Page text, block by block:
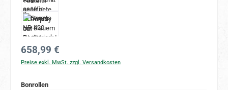
Regulärer Preis:
658,99 €
Preise exkl. MwSt. zzgl. Versandkosten
Bonrollenauswählen